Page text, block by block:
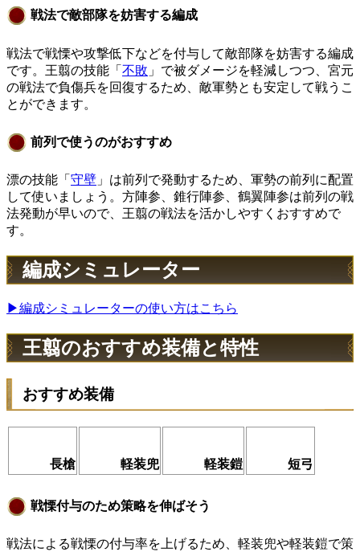
戦法で敵部隊を妨害する編成
戦法で戦慄や攻撃低下などを付与して敵部隊を妨害する編成
です。王翦の技能「 不敗 」で被ダメージを軽減しつつ、宮元
の戦法で負傷兵を回復するため、敵軍勢とも安定して戦うこ
とができます。
前列で使うのがおすすめ
漂の技能「 守壁 」は前列で発動するため、軍勢の前列に配置
して使いましょう。方陣参、錐行陣参、鶴翼陣参は前列の戦
法発動が早いので、王翦の戦法を活かしやすくおすすめで
す。
編成シミュレーター
▶編成シミュレーターの使い方はこちら
王翦のおすすめ装備と特性
おすすめ装備
長槍 軽装兜 軽装鎧 短弓
戦慄付与のため策略を伸ばそう
戦法による戦慄の付与率を上げるため、軽装兜や軽装鎧で策